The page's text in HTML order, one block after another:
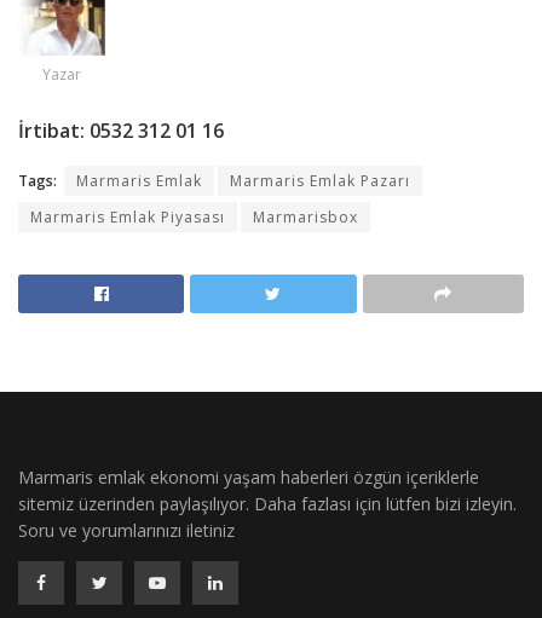
Yazar
İrtibat: 0532 312 01 16
Tags: Marmaris Emlak
Marmaris Emlak Pazarı
Marmaris Emlak Piyasası
Marmarisbox
Marmaris emlak ekonomi yaşam haberleri özgün içeriklerle
sitemiz üzerinden paylaşılıyor. Daha fazlası için lütfen bizi izleyin.
Soru ve yorumlarınızı iletiniz